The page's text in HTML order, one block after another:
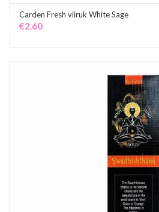
ADD TO CART
Carden Fresh viiruk White Sage
€2.60